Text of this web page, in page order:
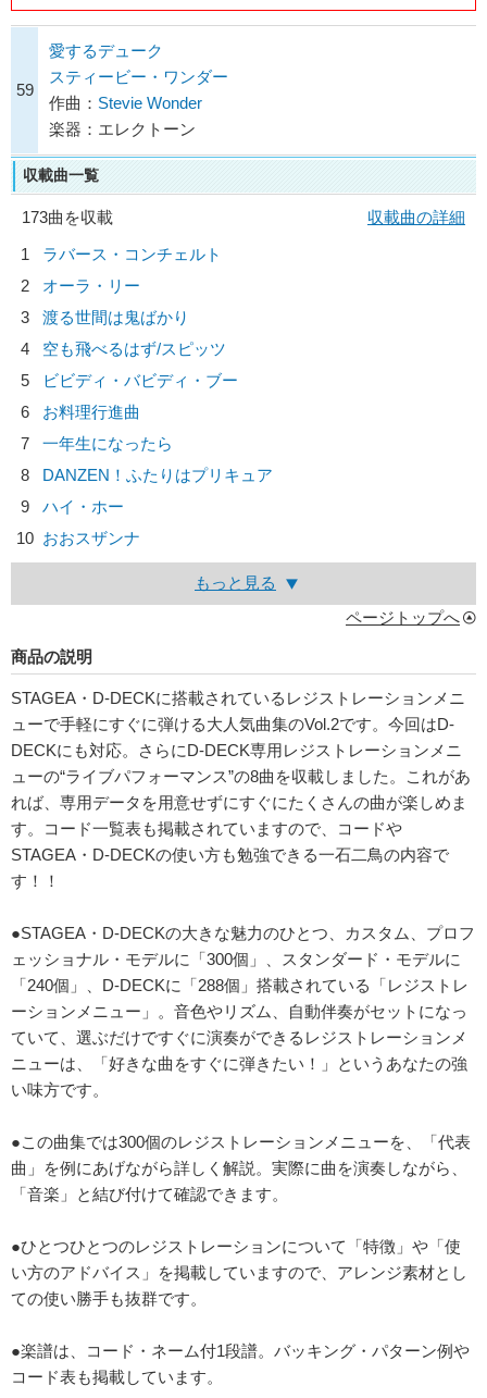
59
愛するデューク
スティービー・ワンダー
作曲： Stevie Wonder
楽器：エレクトーン
収載曲一覧
173曲を収載
収載曲の詳細
1
ラバース・コンチェルト
2
オーラ・リー
3
渡る世間は鬼ばかり
4
空も飛べるはず/スピッツ
5
ビビディ・バビディ・ブー
6
お料理行進曲
7
一年生になったら
8
DANZEN！ふたりはプリキュア
9
ハイ・ホー
10 おおスザンナ
もっと見る
ページトップへ
商品の説明
STAGEA・D-DECKに搭載されているレジストレーションメニ
ューで手軽にすぐに弾ける大人気曲集のVol.2です。今回はD-
DECKにも対応。さらにD-DECK専用レジストレーションメニ
ューの“ライブパフォーマンス”の8曲を収載しました。これがあ
れば、専用データを用意せずにすぐにたくさんの曲が楽しめま
す。コード一覧表も掲載されていますので、コードや
STAGEA・D-DECKの使い方も勉強できる一石二鳥の内容で
す！！
●STAGEA・D-DECKの大きな魅力のひとつ、カスタム、プロフ
ェッショナル・モデルに「300個」、スタンダード・モデルに
「240個」、D-DECKに「288個」搭載されている「レジストレ
ーションメニュー」。音色やリズム、自動伴奏がセットになっ
ていて、選ぶだけですぐに演奏ができるレジストレーションメ
ニューは、「好きな曲をすぐに弾きたい！」というあなたの強
い味方です。
●この曲集では300個のレジストレーションメニューを、「代表
曲」を例にあげながら詳しく解説。実際に曲を演奏しながら、
「音楽」と結び付けて確認できます。
●ひとつひとつのレジストレーションについて「特徴」や「使
い方のアドバイス」を掲載していますので、アレンジ素材とし
ての使い勝手も抜群です。
●楽譜は、コード・ネーム付1段譜。バッキング・パターン例や
コード表も掲載しています。